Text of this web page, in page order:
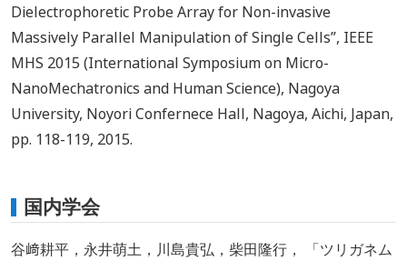
Dielectrophoretic Probe Array for Non-invasive
Massively Parallel Manipulation of Single Cells”, IEEE
MHS 2015 (International Symposium on Micro-
NanoMechatronics and Human Science), Nagoya
University, Noyori Confernece Hall, Nagoya, Aichi, Japan,
pp. 118-119, 2015.
国内学会
谷﨑耕平，永井萌土，川島貴弘，柴田隆行， 「ツリガネム